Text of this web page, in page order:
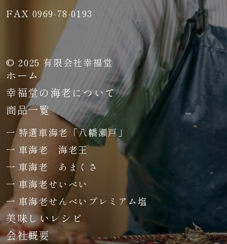
FAX 0969-78-0193
© 2025 有限会社幸福堂
ホーム
幸福堂の海老について
商品一覧
特選車海老「八幡瀬戸」
車海老 海老王
車海老 あまくさ
車海老せいべい
車海老せんべいプレミアム塩
美味しいレシピ
会社概要